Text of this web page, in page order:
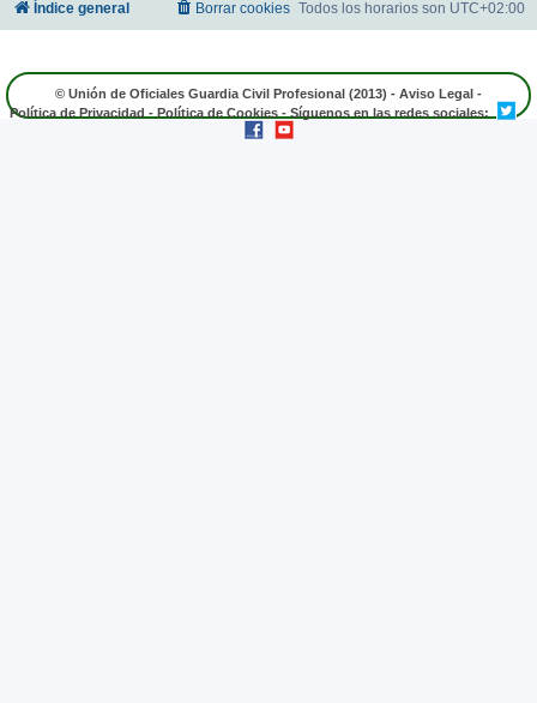
Índice general Todos los horarios son UTC+02:00
Borrar cookies
© Unión de Oficiales Guardia Civil Profesional (2013) - Aviso Legal -
Política de Privacidad - Política de Cookies - Síguenos en las redes sociales: